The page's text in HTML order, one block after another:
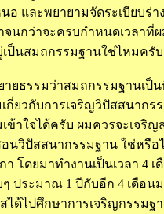
และพยายามจัดระเบียบร่
นกว่าจะครบกำหนดเวลาที่
ป็นสมถกรรมฐานใช่ไหมครั
ายธรรมว่าสมถกรรมฐานเ
กี่ยวกับการเจริญวิปัสสนาก
าใจได้ครับ ผมควรจะเจริญ
นวิปัสสนากรรมฐาน ใช่หรือ
โดยมาทำงานเป็นเวลา 4
ๆ ประมาณ 1 ปีกับอีก 4 เดือ
ได้ไปศึกษาการเจริญกรรมฐ